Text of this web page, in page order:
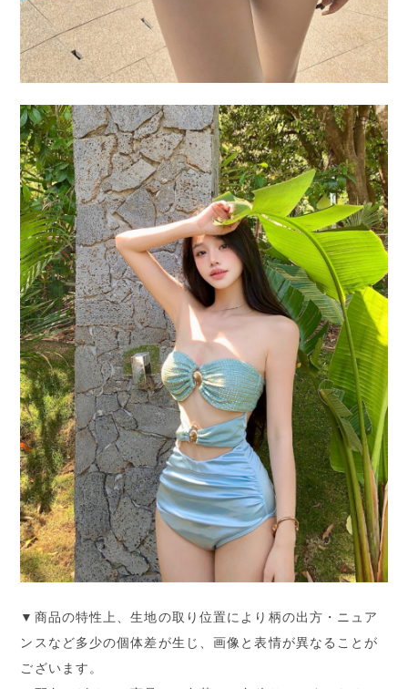
▼商品の特性上、生地の取り位置により柄の出方・ニュア
ンスなど多少の個体差が生じ、画像と表情が異なることが
ございます。